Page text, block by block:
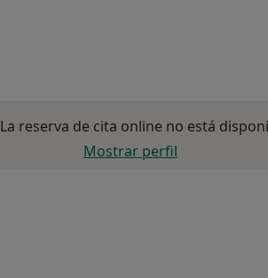
La reserva de cita online no está
Mostrar perfil